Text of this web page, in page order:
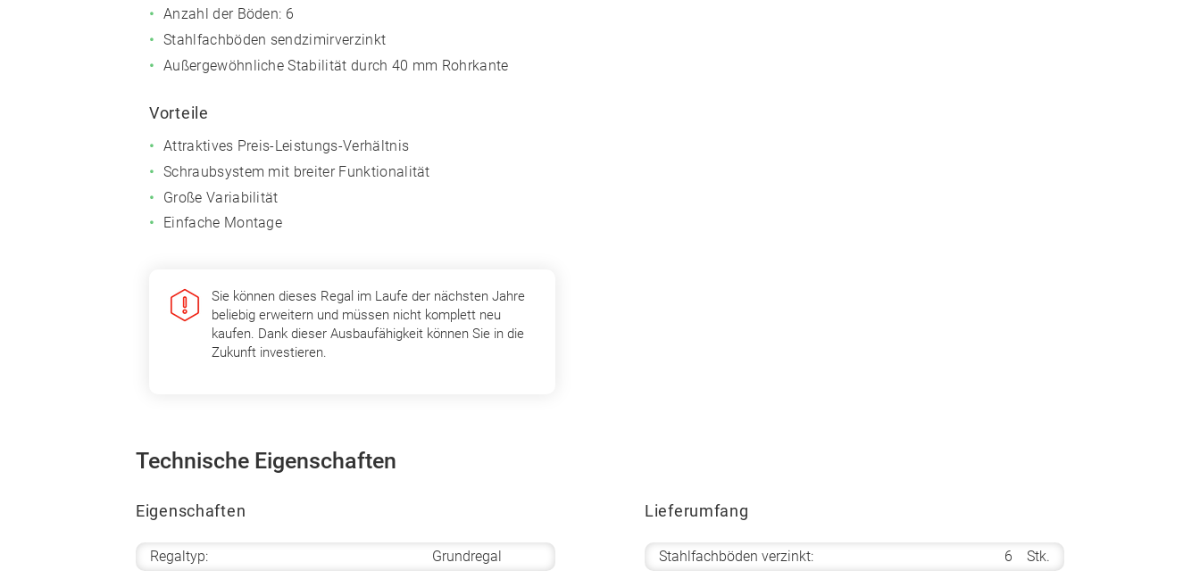
Anzahl der Böden: 6
Stahlfachböden sendzimirverzinkt
Außergewöhnliche Stabilität durch 40 mm Rohrkante
Vorteile
Attraktives Preis-Leistungs-Verhältnis
Schraubsystem mit breiter Funktionalität
Große Variabilität
Einfache Montage
Sie können dieses Regal im Laufe der nächsten Jahre
beliebig erweitern und müssen nicht komplett neu
kaufen. Dank dieser Ausbaufähigkeit können Sie in die
Zukunft investieren.
Technische Eigenschaften
Eigenschaften
Regaltyp: Grundregal
Lieferumfang
Stahlfachböden verzinkt: 6 Stk.